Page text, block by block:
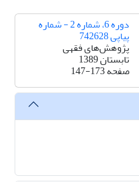
دوره 6، شماره 2 - شماره
پیاپی 742628
پژوهش‌های فقهی
تابستان 1389
صفحه147-173